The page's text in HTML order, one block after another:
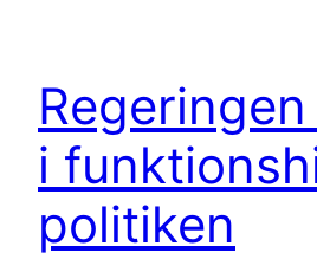
i
politiken